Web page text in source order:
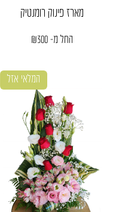
מארז פינוק רומנטיק
החל מ- ₪300
המלאי אזל